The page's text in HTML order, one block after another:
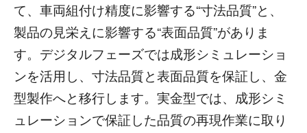
て、車両組付け精度に影響する“寸法品質”と、
製品の見栄えに影響する“表面品質”がありま
す。デジタルフェーズでは成形シミュレーショ
ンを活用し、寸法品質と表面品質を保証し、金
型製作へと移行します。実金型では、成形シミ
ュレーションで保証した品質の再現作業に取り